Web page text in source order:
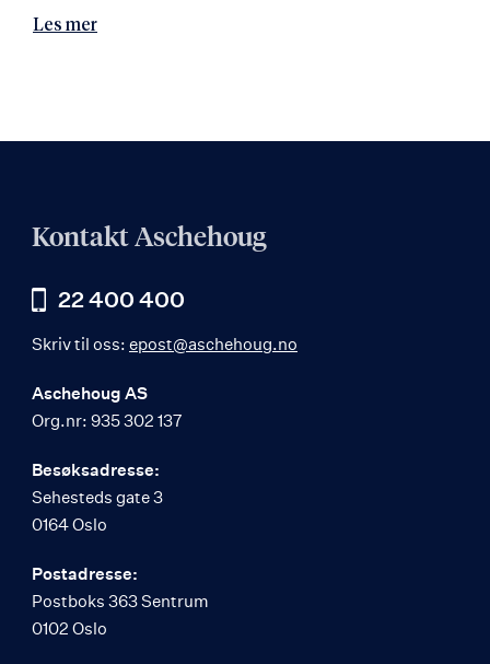
Les mer
Kontakt Aschehoug
22 400 400
Skriv til oss: epost@aschehoug.no
Aschehoug AS
Org.nr: 935 302 137
Besøksadresse:
Sehesteds gate 3
0164 Oslo
Postadresse:
Postboks 363 Sentrum
0102 Oslo